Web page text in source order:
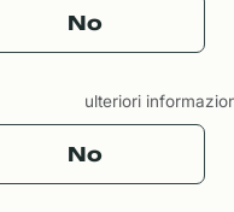
No
ulteriori
No